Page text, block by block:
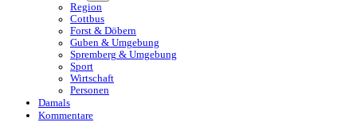
Region
Cottbus
Forst & Döbern
Guben & Umgebung
Spremberg & Umgebung
Sport
Wirtschaft
Personen
Damals
Kommentare